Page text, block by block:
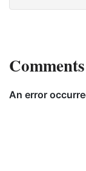
Comments